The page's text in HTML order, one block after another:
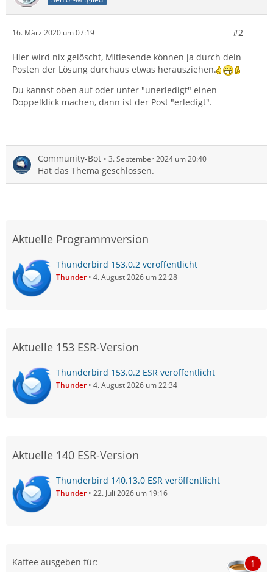
16. März 2020 um 07:19 #2
Hier wird nix gelöscht, Mitlesende können ja durch dein
Posten der Lösung durchaus etwas herausziehen.
Du kannst oben auf oder unter "unerledigt" einen
Doppelklick machen, dann ist der Post "erledigt".
Community-Bot 3. September 2024 um 20:40
Hat das Thema geschlossen.
Aktuelle Programmversion
Thunderbird 153.0.2 veröffentlicht
Thunder 4. August 2026 um 22:28
Aktuelle 153 ESR-Version
Thunderbird 153.0.2 ESR veröffentlicht
Thunder 4. August 2026 um 22:34
Aktuelle 140 ESR-Version
Thunderbird 140.13.0 ESR veröffentlicht
Thunder 22. Juli 2026 um 19:16
Kaffee ausgeben für: 1